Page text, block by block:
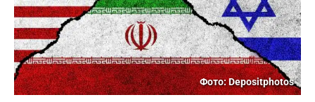
Фото: Depositphotos